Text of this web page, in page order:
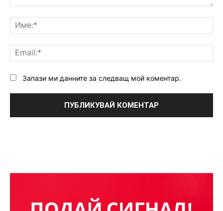
Запази ми данните за следващ мой коментар.